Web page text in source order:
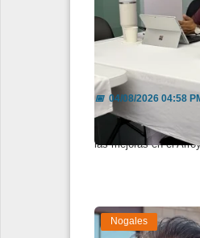
Avanza al
📅04/08/2026 04:58
La conexión entre
las mejoras en el
Nogales